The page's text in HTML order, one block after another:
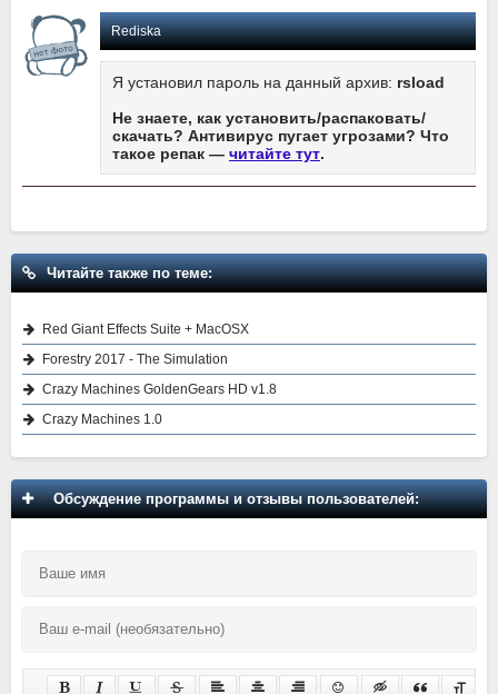
Rediska
Я установил пароль на данный архив: rsload
Не знаете, как установить/распаковать/
скачать? Антивирус пугает угрозами? Что
такое репак — читайте тут.
Читайте также по теме:
Red Giant Effects Suite + MacOSX
Forestry 2017 - The Simulation
Crazy Machines GoldenGears HD v1.8
Crazy Machines 1.0
Обсуждение программы и отзывы пользователей: